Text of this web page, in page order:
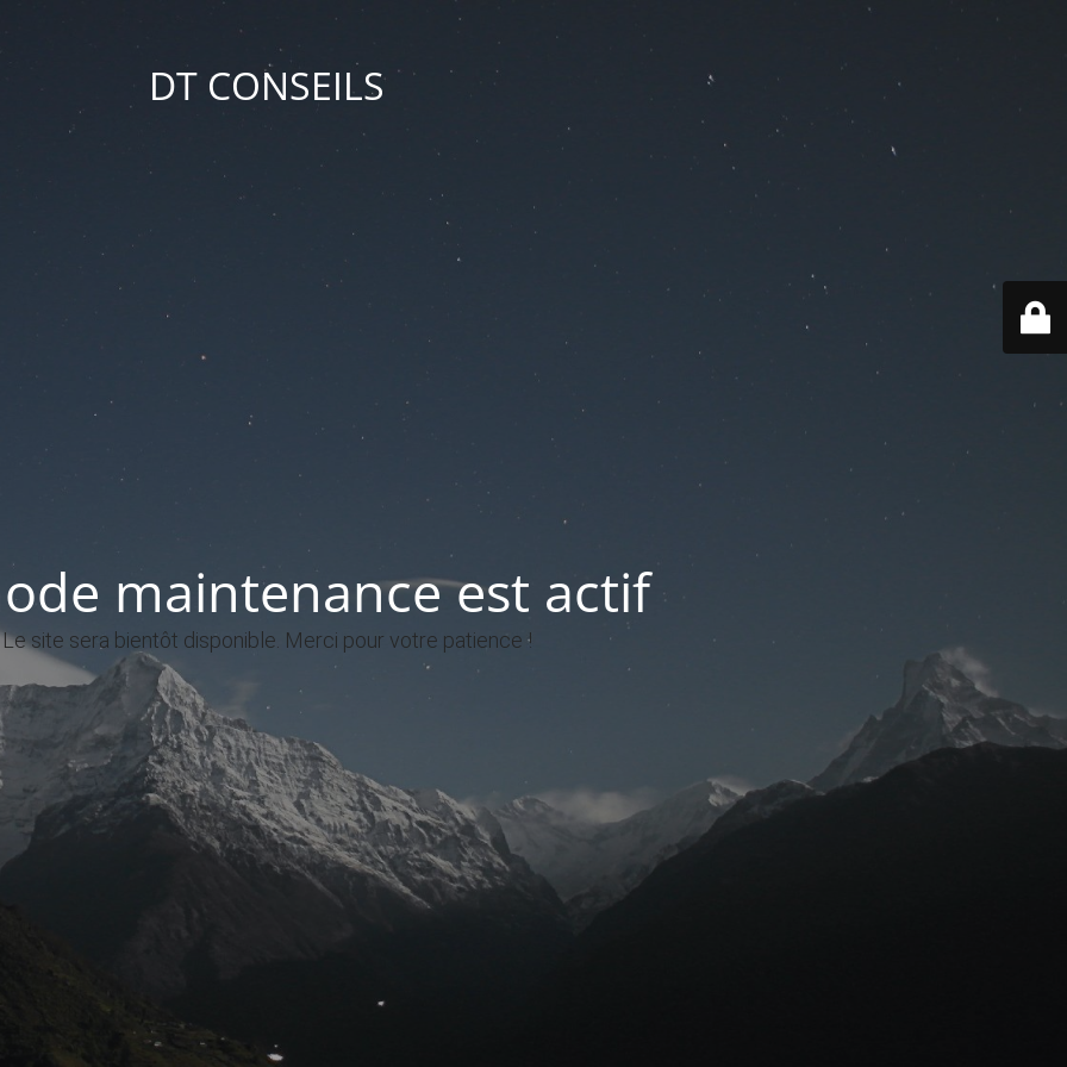
DT CONSEILS
maintenance est actif
Le site sera bientôt disponible. Merci pour votre patience !